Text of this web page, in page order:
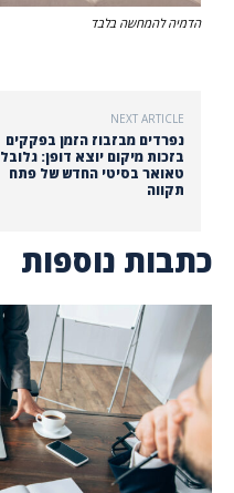
הדמיה להמחשה בלבד
NEXT ARTICLE
נפרדים מבזבוז הזמן בפקקים
בזכות מיקום יוצא דופן: גלובל
טאואר בסיטי החדש של פתח
תקווה
כתבות נוספות